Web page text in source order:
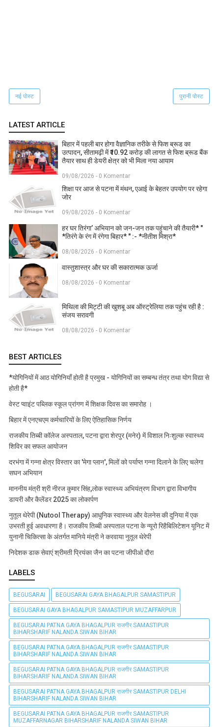
नई पोस्ट पुरानी पोस्ट
LATEST ARTICLE
बिहार में पहली बार होगा वैज्ञानिक तरीके से फिश ब्रूड का
उत्पादन, सीतामढ़ी में ₹10.92 करोड़ की लागत से फिश ब्रूड बैंक
तैयार साथ ही डेयरी क्षेत्र को भी मिला नया आयाम
09/08/2026 - 0 Komentar
शिक्षा पर आज से पटना में मंथन, एआई के बेहतर उपयोग पर रहेगा
जोर
09/08/2026 - 0 Komentar
हर घर तिरंगा’ अभियान को जन-जन तक पहुंचाने की तैयारी* "
*तिरंगे के रंग में रंगेगा बिहार* " :- *नीतीश मिश्रा*
08/08/2026 - 0 Komentar
वास्तुशास्त्र और घर की सकारात्मक ऊर्जा
08/08/2026 - 0 Komentar
मिथिला की मिट्टी की खुशबू अब ऑस्ट्रेलिया तक पहुंच रही है :
संजय सरावगी
08/08/2026 - 0 Komentar
BEST ARTICLES
*योगिनियों में आठ योगिनियाँ होती है प्रमुख - योगिनियों का सम्बन्ध तंत्र तथा योग विद्या से
होती है*
वेस्ट प्वाइंट पब्लिक स्कूल प्रांगण में शिक्षक दिवस का समारोह ।
बिहार में एनएचएम कर्मचारियों के लिए ऐतिहासिक निर्णय
राजकीय तिब्बी कॉलेज अस्पताल, पटना द्वारा शेरपुर (मनेर) में विशाल निःशुल्क स्वास्थ्य
शिविर का सफल आयोजन
दरभंगा में गन्ना क्षेत्र विस्तार का 'मेगा प्लान', मिलों को पर्याप्त गन्ना दिलाने के लिए चलेगा
सघन अभियान
माननीय मंत्री श्री नीरज कुमार सिंह,लोक स्वास्थ्य अभियंत्रण विभाग द्वारा विभागीय
डायरी और कैलेंडर 2025 का लोकार्पण
नुतूल थेरेपी (Nutool Therapy) आधुनिक स्वास्थ्य और वेलनेस की दुनिया में एक
उभरती हुई अवधारणा है। राजकीय तिब्बी अस्पताल पटना के न्यूरो रिहैबिलिटेशन यूनिट में
युनानी चिकित्सा के अंतर्गत मानिये मंत्री ने करवाया नुतूल थेरेपी
निदेशक डाक सेवाएं श्रीमती प्रियंका जैन का पटना जीपीओ दौरा
LABELS
BEGUSARAI BEGUSARAI GAYA BHAGALPUR SAMASTIPUR
BEGUSARAI GAYA BHAGALPUR SAMASTIPUR MUZAFFARPUR
BEGUSARAI PATNA GAYA BHAGALPUR राजगीर SAMASTIPUR
BIHARSHARIF NALANDA SIWAN BIHAR
BEGUSARAI PATNA GAYA BHAGALPUR राजगीर SAMASTIPUR
BIHARSHARIF NALANDA SIWAN BIHAR
BEGUSARAI PATNA GAYA BHAGALPUR राजगीर SAMASTIPUR
BIHARSHARIF NALANDA SIWAN BIHAR
BEGUSARAI PATNA GAYA BHAGALPUR राजगीर SAMASTIPUR DELHI
BIHARSHARIF NALANDA SIWAN BIHAR
BEGUSARAI PATNA GAYA BHAGALPUR राजगीर SAMASTIPUR
MUZAFFARNAGAR BIHARSHARIF NALANDA SIWAN BIHAR